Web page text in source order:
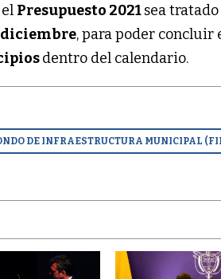
Presupuesto 2021sea
diciembre, para poder concluir
dentro del calendario.
DE INFRAESTRUCTURA MUNICIPAL